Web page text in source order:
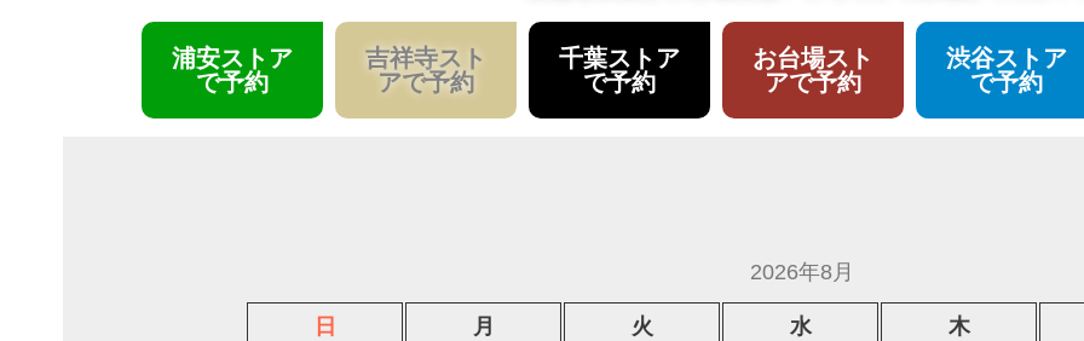
浦安ストア
で予約
吉祥寺スト
アで予約
千葉ストア
で予約
お台場スト
アで予約
渋谷ストア
で予約
2026年8月
日 月 火 水 木